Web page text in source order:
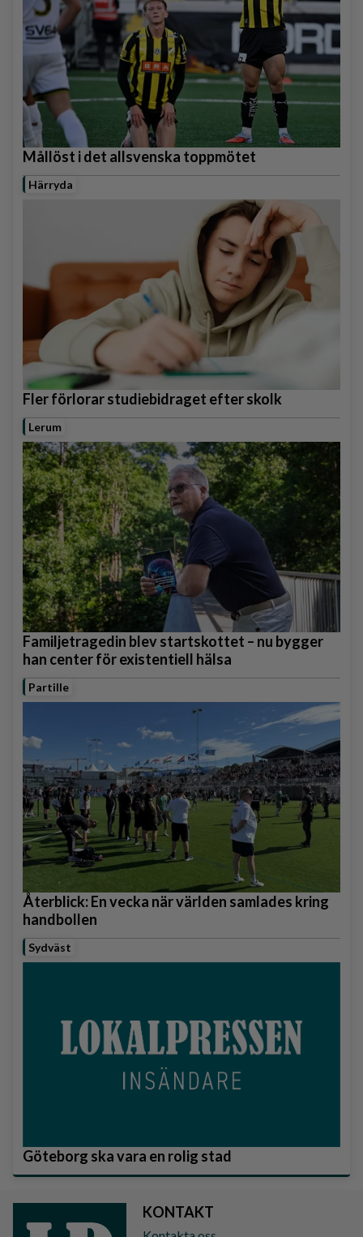
Mållöst i det allsvenska toppmötet
Härryda
Fler förlorar studiebidraget efter skolk
Lerum
Familjetragedin blev startskottet – nu bygger
han center för existentiell hälsa
Partille
Återblick: En vecka när världen samlades kring
handbollen
Sydväst
Göteborg ska vara en rolig stad
KONTAKT